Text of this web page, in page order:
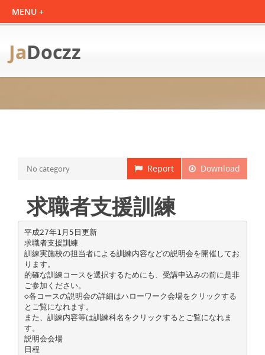
JaDoczz
Download
Report
No category
求職者支援訓練
平成27年1月5日更新
求職者支援訓練
訓練実施校の担当者による訓練内容などの説明会を開催してお
ります。
的確な訓練コースを選択するためにも、受講申込みの前に是非
ご参加ください。
◇各コースの説明会の詳細はハローワーク会場をクリックする
とご覧になれます。
また、訓練内容等は訓練科名をクリックするとご覧になれま
す。
説明会会場
日程